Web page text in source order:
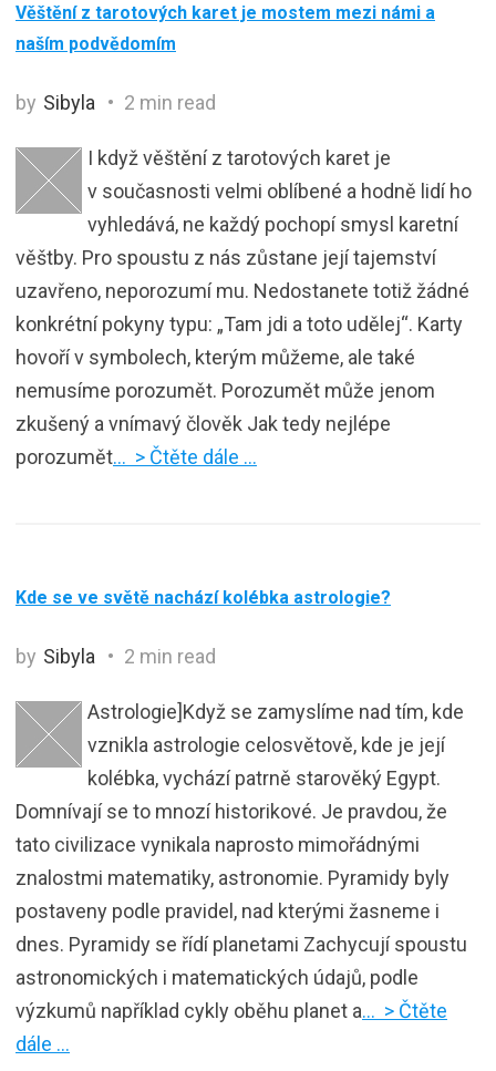
Věštění z tarotových karet je mostem mezi námi a
naším podvědomím
by Sibyla 2 min read
I když věštění z tarotových karet je
v současnosti velmi oblíbené a hodně lidí ho
vyhledává, ne každý pochopí smysl karetní
věštby. Pro spoustu z nás zůstane její tajemství
uzavřeno, neporozumí mu. Nedostanete totiž žádné
konkrétní pokyny typu: „Tam jdi a toto udělej“. Karty
hovoří v symbolech, kterým můžeme, ale také
nemusíme porozumět. Porozumět může jenom
zkušený a vnímavý člověk Jak tedy nejlépe
porozumět… > Čtěte dále …
Kde se ve světě nachází kolébka astrologie?
by Sibyla 2 min read
Astrologie]Když se zamyslíme nad tím, kde
vznikla astrologie celosvětově, kde je její
kolébka, vychází patrně starověký Egypt.
Domnívají se to mnozí historikové. Je pravdou, že
tato civilizace vynikala naprosto mimořádnými
znalostmi matematiky, astronomie. Pyramidy byly
postaveny podle pravidel, nad kterými žasneme i
dnes. Pyramidy se řídí planetami Zachycují spoustu
astronomických i matematických údajů, podle
výzkumů například cykly oběhu planet a… > Čtěte
dále …